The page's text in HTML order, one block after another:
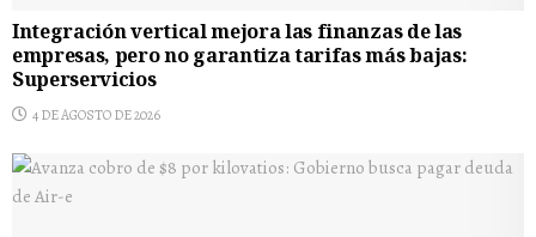
Integración vertical mejora las finanzas de las
empresas, pero no garantiza tarifas más bajas:
Superservicios
4 DE AGOSTO DE 2026